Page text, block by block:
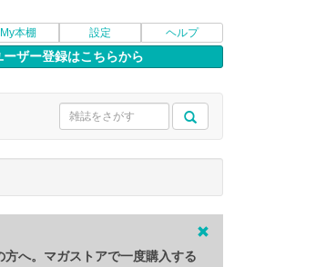
My本棚 設定 ヘルプ
ーザー登録はこちらから
方へ。マガストアで一度購入する